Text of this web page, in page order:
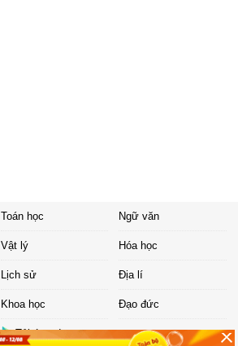
Toán học Ngữ văn
Vật lý Hóa học
Lịch sử Địa lí
Khoa học Đạo đức
Tải ứng dụng